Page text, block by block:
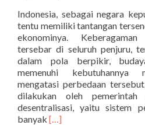
Indonesia, sebagai negara
tentu memiliki tantangan
ekonominya.
tersebar di seluruh penjuru,
dalam pola berpikir,
memenuhi kebutuhannya
mengatasi perbedaan
dilakukan oleh
desentralisasi, yaitu sistem
banyak Selengkapnya
[…]